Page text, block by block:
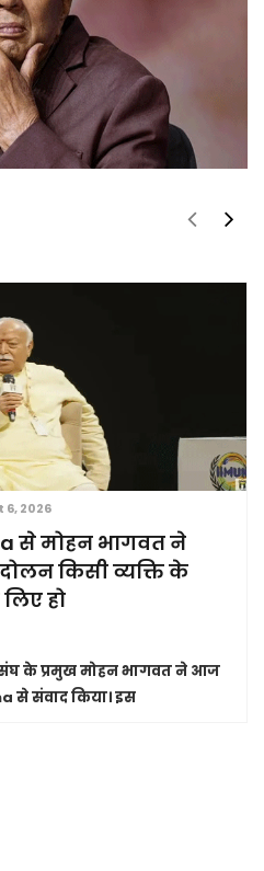
2026
से मोहन भागवत ने
किसी व्यक्ति के
हो
संघ के प्रमुख मोहन भागवत ने आज
से संवाद किया। इस